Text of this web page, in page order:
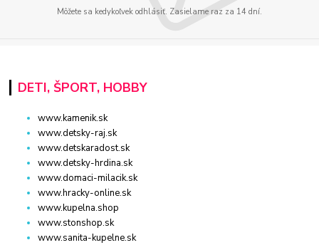
Môžete sa kedykoľvek odhlásiť. Zasielame raz za 14 dní.
DETI, ŠPORT, HOBBY
www.kamenik.sk
www.detsky-raj.sk
www.detskaradost.sk
www.detsky-hrdina.sk
www.domaci-milacik.sk
www.hracky-online.sk
www.kupelna.shop
www.stonshop.sk
www.sanita-kupelne.sk